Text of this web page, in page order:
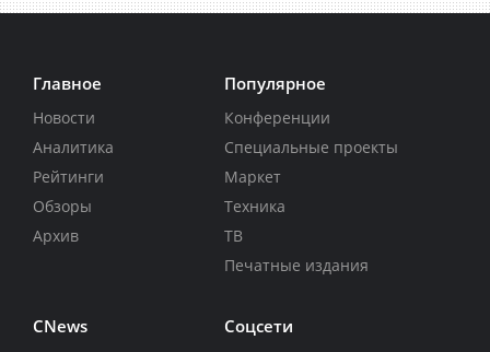
Главное
Новости
Аналитика
Рейтинги
Обзоры
Архив
Популярное
Конференции
Специальные проекты
Маркет
Техника
ТВ
Печатные издания
CNews Соцсети